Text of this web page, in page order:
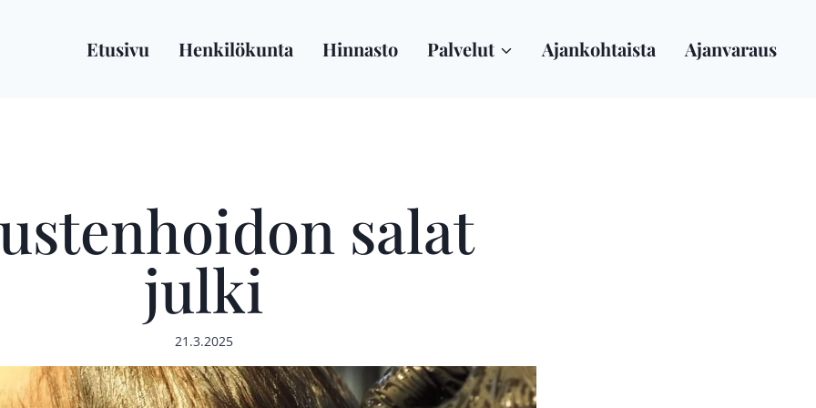
Etusivu Henkilökunta Hinnasto Palvelut Ajankohtaista Ajanvaraus
salat
julki
21.3.2025